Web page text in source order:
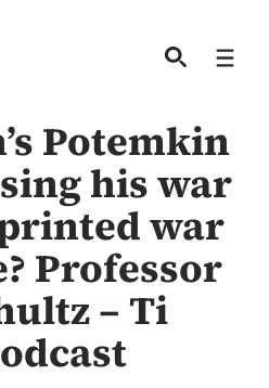
Potemkin
his war
war
Professor
– Ti